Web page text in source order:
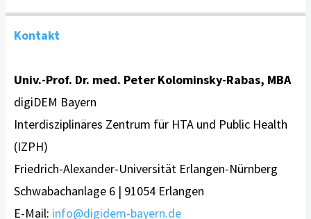
Kontakt
Univ.-Prof. Dr. med. Peter Kolominsky-Rabas, MBA
digiDEM Bayern
Interdisziplinäres Zentrum für HTA und Public Health
(IZPH)
Friedrich-Alexander-Universität Erlangen-Nürnberg
Schwabachanlage 6 | 91054 Erlangen
E-Mail: info@digidem-bayern.de